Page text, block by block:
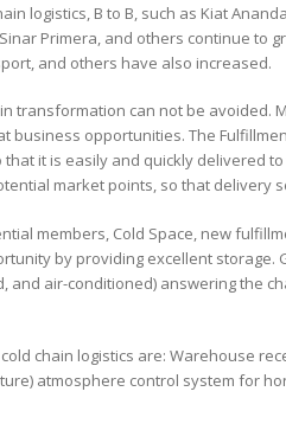
logistics, B to B, such as Kiat
Primera, and others continue to
and others have also increased.
transformation can not be avoided.
business opportunities. The
it is easily and quickly delivered
market points, so that delivery
members, Cold Space, new
by providing excellent storage.
and air-conditioned) answering the
chain logistics are: Warehouse
atmosphere control system for